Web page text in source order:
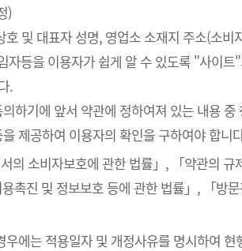
)
및 대표자 성명, 영업소 소재지 주소(소
자등을 이용자가 쉽게 알 수 있도록 "사이
.
하기에 앞서 약관에 정하여져 있는 내용
제공하여 이용자의 확인을 구하여야 합니
의 소비자보호에 관한 법률」, 「약관의
용촉진 및 정보보호 등에 관한 법률」, 「
에는 적용일자 및 개정사유를 명시하여